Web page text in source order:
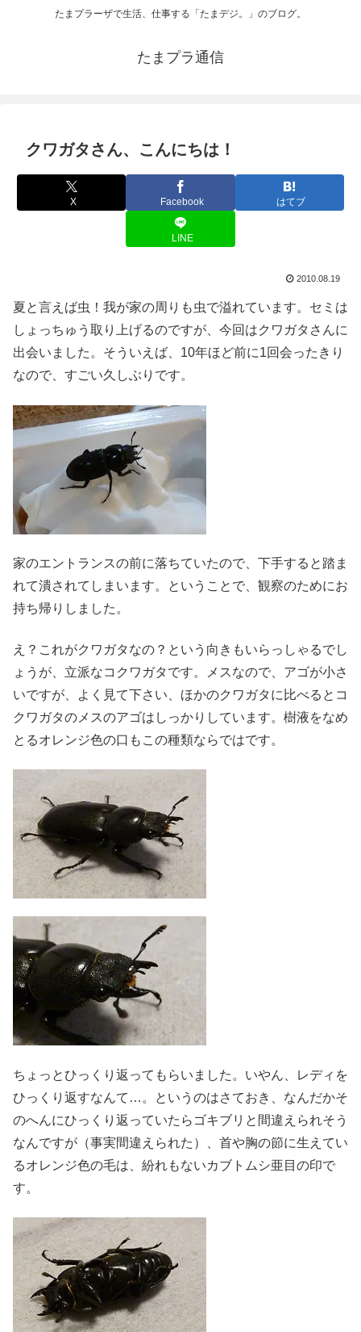
たまプラーザで生活、仕事する「たまデジ。」のブログ。
たまプラ通信
クワガタさん、こんにちは！
X Facebook はてブ
LINE
2010.08.19
夏と言えば虫！我が家の周りも虫で溢れています。セミは
しょっちゅう取り上げるのですが、今回はクワガタさんに
出会いました。そういえば、10年ほど前に1回会ったきり
なので、すごい久しぶりです。
家のエントランスの前に落ちていたので、下手すると踏ま
れて潰されてしまいます。ということで、観察のためにお
持ち帰りしました。
え？これがクワガタなの？という向きもいらっしゃるでし
ょうが、立派なコクワガタです。メスなので、アゴが小さ
いですが、よく見て下さい、ほかのクワガタに比べるとコ
クワガタのメスのアゴはしっかりしています。樹液をなめ
とるオレンジ色の口もこの種類ならではです。
ちょっとひっくり返ってもらいました。いやん、レディを
ひっくり返すなんて…。というのはさておき、なんだかそ
のへんにひっくり返っていたらゴキブリと間違えられそう
なんですが（事実間違えられた）、首や胸の節に生えてい
るオレンジ色の毛は、紛れもないカブトムシ亜目の印で
す。